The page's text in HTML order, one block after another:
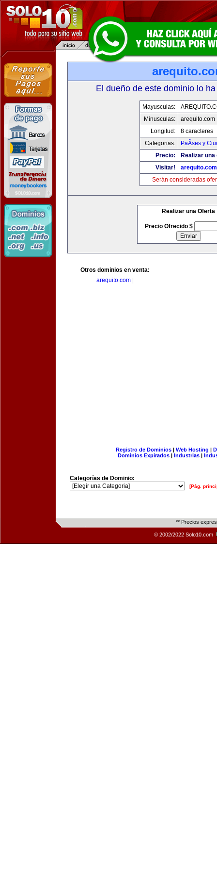
El dueño de este dominio lo
Mayusculas:
Minusculas:
arequito.com
Longitud:
8 caracteres
Categorias:
PaÃ­ses y
Precio:
Realizar
Visitar!
arequito.com
Serán consideradas
Realizar una Oferta
Precio Ofrecido $
Otros dominios en venta:
arequito.com
Registro de Dominios| Web Hosting |
Dominios Expirados | Industrias |
Categorías de Dominio:
[Pág.
** Precios
© 2002/2022 Solo10.com